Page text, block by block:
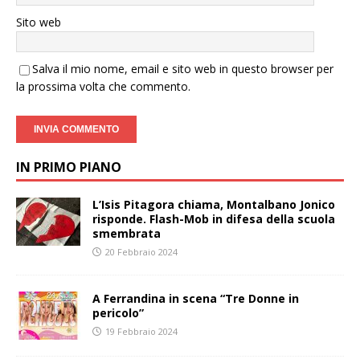
Sito web
Salva il mio nome, email e sito web in questo browser per
la prossima volta che commento.
IN PRIMO PIANO
L’Isis Pitagora chiama, Montalbano Jonico
risponde. Flash-Mob in difesa della scuola
smembrata
20 Febbraio 2024
A Ferrandina in scena “Tre Donne in
pericolo”
19 Febbraio 2024